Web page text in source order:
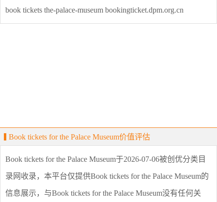
book tickets the-palace-museum bookingticket.dpm.org.cn
Book tickets for the Palace Museum价值评估
Book tickets for the Palace Museum于2026-07-06被创优分类目
录网收录，本平台仅提供Book tickets for the Palace Museum的
信息展示，与Book tickets for the Palace Museum没有任何关